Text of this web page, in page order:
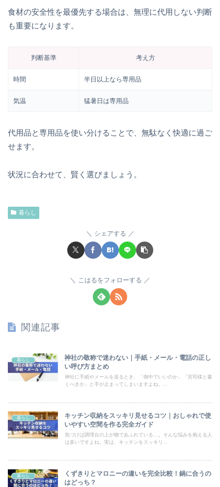
食材の安全性を最優先する場合は、無理に代用しない判断
も重要になります。
判断基準 考え方
時間 半日以上なら専用品
気温 猛暑日は専用品
代用品と専用品を使い分けることで、無駄なく快適に過ご
せます。
状況に合わせて、賢く選びましょう。
暮らし
シェアする
こはるをフォローする
関連記事
暮らし
神社の敬称で迷わない｜手紙・メール・電話の正し
い呼び方まとめ
神社に手紙やメールを送るとき、「御中でいいのか」「宮司様と書
くべきか」と手が止まってしまいますよね。...
暮らし
キッチン収納をスッキリ見せるコツ｜おしゃれで使
いやすい空間を作る完全ガイド
気づけば調理台の上が物であふれている…。そんな悩みを抱える人
は多いですよね。実は、キッチンをスッキリ...
暮らし
くずきりとマロニーの違いを完全比較！鍋に合うの
はどっち？